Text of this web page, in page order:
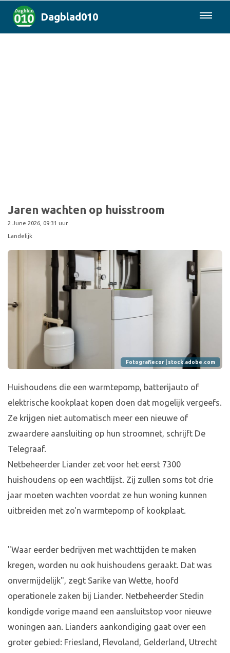
Dagblad010
Jaren wachten op huisstroom
2 June 2026, 09:31 uur
Landelijk
Fotografiecor | stock.adobe.com
Huishoudens die een warmtepomp, batterijauto of
elektrische kookplaat kopen doen dat mogelijk vergeefs.
Ze krijgen niet automatisch meer een nieuwe of
zwaardere aansluiting op hun stroomnet, schrijft De
Telegraaf.
Netbeheerder Liander zet voor het eerst 7300
huishoudens op een wachtlijst. Zij zullen soms tot drie
jaar moeten wachten voordat ze hun woning kunnen
uitbreiden met zo'n warmtepomp of kookplaat.
"Waar eerder bedrijven met wachttijden te maken
kregen, worden nu ook huishoudens geraakt. Dat was
onvermijdelijk", zegt Sarike van Wette, hoofd
operationele zaken bij Liander. Netbeheerder Stedin
kondigde vorige maand een aansluitstop voor nieuwe
woningen aan. Lianders aankondiging gaat over een
groter gebied: Friesland, Flevoland, Gelderland, Utrecht